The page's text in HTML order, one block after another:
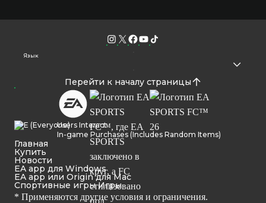
Язык
Перейти к началу страницы
Users Interact
In-game Purchases (Includes Random Items)
Главная
Купить
Новости
EA app для Windows
EA app или Origin для Mac
Спортивные игры Игры
* Применяются другие условия и ограничения.